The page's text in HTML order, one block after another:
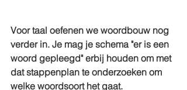
Voor taal oefenen we woordbouw nog
verder in. Je mag je schema "er is een
woord gepleegd" erbij houden om met
dat stappenplan te onderzoeken om
welke woordsoort het gaat.